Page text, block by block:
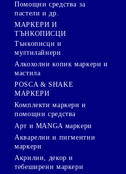
Помощни средства за
пастели и др.
МАРКЕРИ И
ТЪНКОПИСЦИ
Тънкописци и
мултилайнери
Алкохолни копик маркери и
мастила
POSCA & SHAKE
МАРКЕРИ
Комплекти маркери и
помощни средства
Арт и MANGA маркери
Акварелни и пигментни
маркери
Акрилни, декор и
тебеширени маркери